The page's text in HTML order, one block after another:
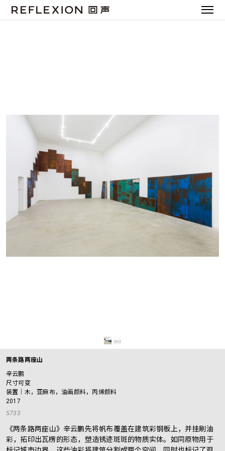
两条路两座山
辛云鹏
尺寸可变
装置｜木，亚麻布，油画颜料，丙烯颜料
2017
5733
《两条路两座山》辛云鹏先将帆布覆盖在建筑彩钢板上，并挂刷油
彩，拓印出瓦楞的形态，塑造锈迹斑斑的物质实体。如同原物用于